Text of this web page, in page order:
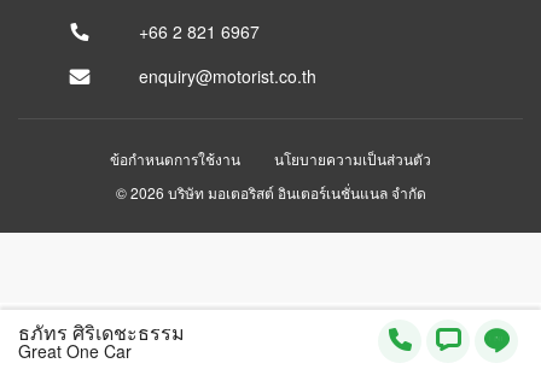
ธภัทร ศิริเดชะธรรม
Great One Car
+66 2 821 6967
enquiry@motorist.co.th
ข้อกำหนดการใช้งาน
นโยบายความเป็นส่วนตัว
© 2026 บริษัท มอเตอริสต์ อินเตอร์เนชั่นแนล จำกัด